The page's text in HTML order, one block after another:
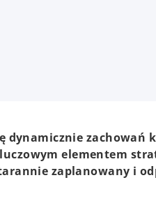
zachowań
elementem
zaplanowany i